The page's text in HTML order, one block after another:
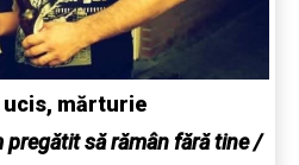
ucis, mărturie
pregătit să rămân fără tine /